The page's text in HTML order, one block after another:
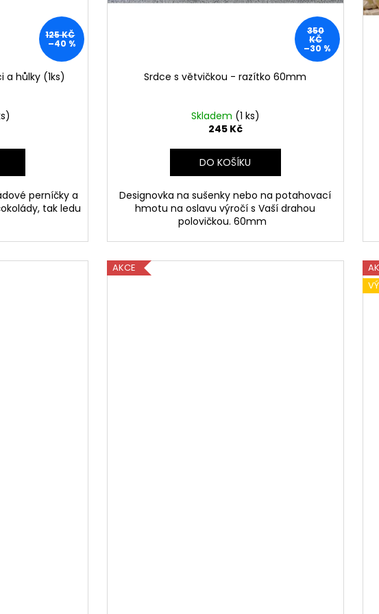
125 KČ
–40 %
hůlky (1ks)
perníčky a
tak ledu
350
KČ
–30 %
Srdce s větvičkou - razítko 60mm
Skladem (1 ks)
245 Kč
DO KOŠÍKU
Designovka na sušenky nebo na potahovací
hmotu na oslavu výročí s Vaší drahou
polovičkou. 60mm
AKCE